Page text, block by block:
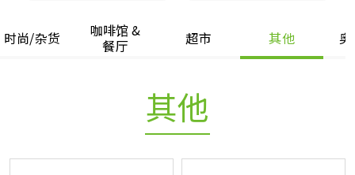
Language
时尚/杂货
咖啡馆 &
餐厅
超市 其他
其他